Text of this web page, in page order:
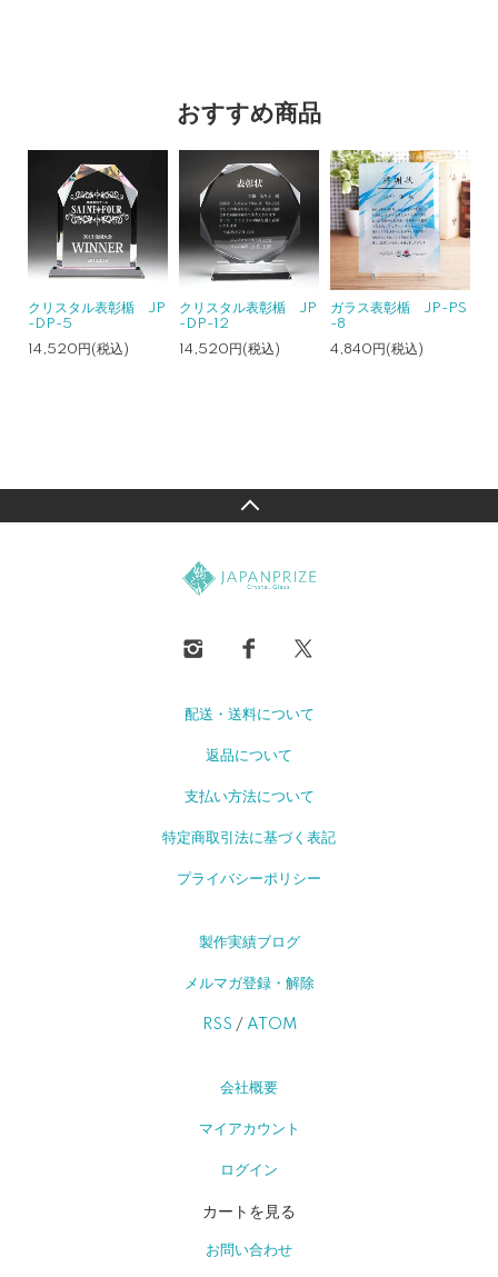
おすすめ商品
クリスタル表彰楯 JP
-DP-5
14,520円(税込)
クリスタル表彰楯 JP
-DP-12
14,520円(税込)
ガラス表彰楯 JP-PS
-8
4,840円(税込)
配送・送料について
返品について
支払い方法について
特定商取引法に基づく表記
プライバシーポリシー
製作実績ブログ
メルマガ登録・解除
RSS / ATOM
会社概要
マイアカウント
ログイン
カートを見る
お問い合わせ